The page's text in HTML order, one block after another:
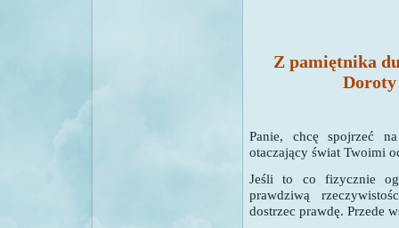
Z pamiętnika
Doroty
Panie, chcę spojrzeć
otaczający świat Twoimi
Jeśli to co fizycznie
prawdziwą
dostrzec prawdę. Przede